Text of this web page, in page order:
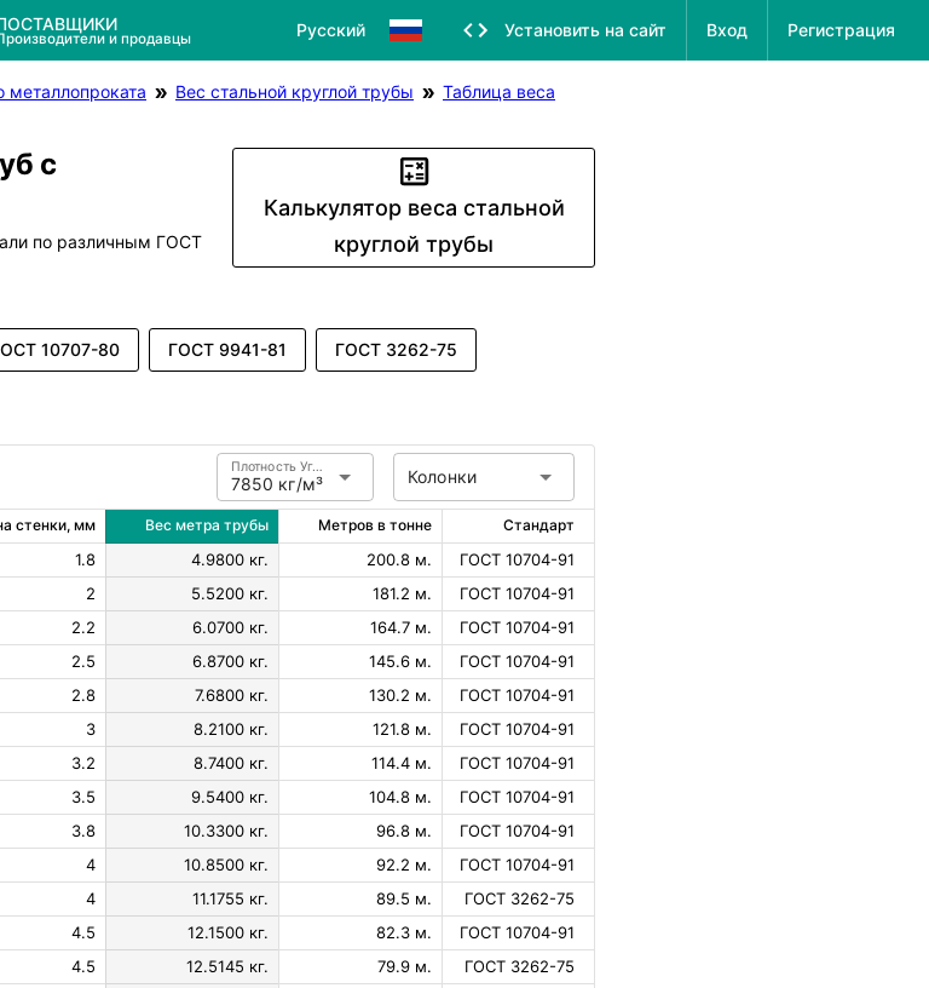
и продавцы Русский Установить на сайт Вход Регистрация
металлопроката Вес стальной круглой трубы
Таблица веса
с
по различным ГОСТ
Калькулятор веса стальной
круглой трубы
10707-80 ГОСТ 9941-81 ГОСТ 3262-75
7850 кг/м³
Плотность Углеродистая сталь Колонки
стенки, мм Вес метра трубы Метров в тонне Стандарт
1.8 4.9800 кг. 200.8 м.
ГОСТ 10704-91
2 5.5200 кг. 181.2 м.
ГОСТ 10704-91
2.2 6.0700 кг. 164.7 м.
ГОСТ 10704-91
2.5 6.8700 кг. 145.6 м.
ГОСТ 10704-91
2.8 7.6800 кг. 130.2 м.
ГОСТ 10704-91
3 8.2100 кг. 121.8 м.
ГОСТ 10704-91
3.2 8.7400 кг. 114.4 м.
ГОСТ 10704-91
3.5 9.5400 кг. 104.8 м.
ГОСТ 10704-91
3.8 10.3300 кг. 96.8 м.
ГОСТ 10704-91
4 10.8500 кг. 92.2 м.
ГОСТ 10704-91
4 11.1755 кг. 89.5 м.
ГОСТ 3262-75
4.5 12.1500 кг. 82.3 м.
ГОСТ 10704-91
4.5 12.5145 кг. 79.9 м.
ГОСТ 3262-75